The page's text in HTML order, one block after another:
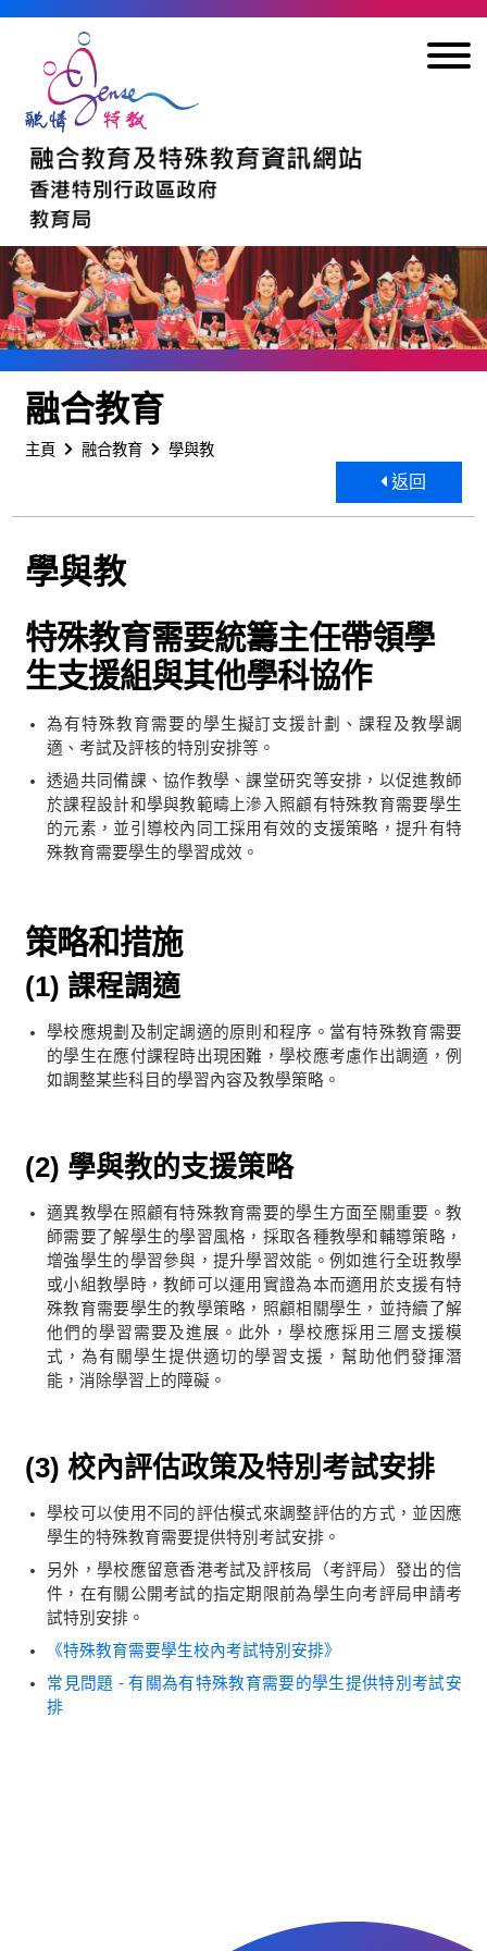
融合教育
主頁 融合教育 學與教
返回
學與教
特殊教育需要統籌主任帶領學
生支援組與其他學科協作
為有特殊教育需要的學生擬訂支援計劃、課程及教學調
適、考試及評核的特別安排等。
透過共同備課、協作教學、課堂研究等安排，以促進教師
於課程設計和學與教範疇上滲入照顧有特殊教育需要學生
的元素，並引導校內同工採用有效的支援策略，提升有特
殊教育需要學生的學習成效。
策略和措施
(1) 課程調適
學校應規劃及制定調適的原則和程序。當有特殊教育需要
的學生在應付課程時出現困難，學校應考慮作出調適，例
如調整某些科目的學習內容及教學策略。
(2) 學與教的支援策略
適異教學在照顧有特殊教育需要的學生方面至關重要。教
師需要了解學生的學習風格，採取各種教學和輔導策略，
增強學生的學習參與，提升學習效能。例如進行全班教學
或小組教學時，教師可以運用實證為本而適用於支援有特
殊教育需要學生的教學策略，照顧相關學生，並持續了解
他們的學習需要及進展。此外，學校應採用三層支援模
式，為有關學生提供適切的學習支援，幫助他們發揮潛
能，消除學習上的障礙。
(3) 校內評估政策及特別考試安排
學校可以使用不同的評估模式來調整評估的方式，並因應
學生的特殊教育需要提供特別考試安排。
另外，學校應留意香港考試及評核局（考評局）發出的信
件，在有關公開考試的指定期限前為學生向考評局申請考
試特別安排。
《特殊教育需要學生校內考試特別安排》
常見問題 - 有關為有特殊教育需要的學生提供特別考試安
排